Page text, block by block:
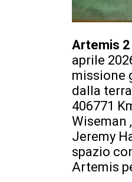
Artemis 2
aprile
missione
dalla
406771
Wiseman
Jeremy
spazio
Artemis